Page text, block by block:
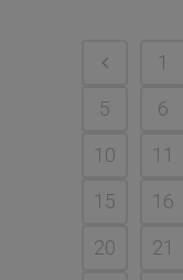
1
5
6
10
11
15
16
20
21